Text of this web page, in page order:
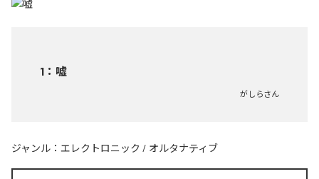
1 ： 嘘
がしらさん
ジャンル： エレクトロニック / オルタナティブ